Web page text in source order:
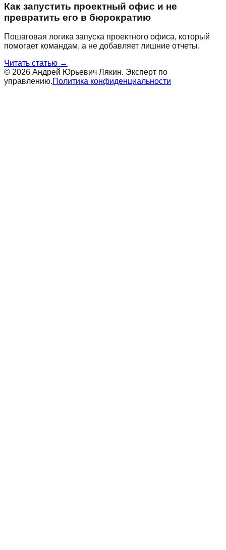
Как запустить проектный офис и не
превратить его в бюрократию
Пошаговая логика запуска проектного офиса, который
помогает командам, а не добавляет лишние отчеты.
Читать статью →
© 2026 Андрей Юрьевич Лякин. Эксперт по
управлению.Политика конфиденциальности